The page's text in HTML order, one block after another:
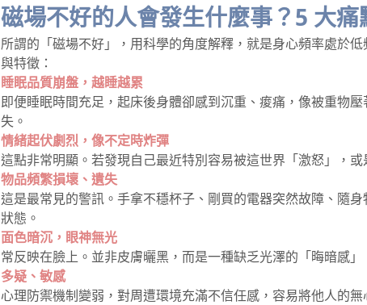
磁場不好的人會發生什麼事？5 大痛
所謂的「磁場不好」，用科學的角度解釋，就是身心頻率處於
與特徵：
睡眠品質崩盤，越睡越累
即便睡眠時間充足，起床後身體卻感到沉重、痠痛，像被重物
失。
情緒起伏劇烈，像不定時炸彈
這點非常明顯。若發現自己最近特別容易被這世界「激怒」，
物品頻繁損壞、遺失
這是最常見的警訊。手拿不穩杯子、剛買的電器突然故障、隨
狀態。
面色暗沉，眼神無光
常反映在臉上。並非皮膚曬黑，而是一種缺乏光澤的「晦暗感
多疑、敏感
心理防禦機制變弱，對周遭環境充滿不信任感，容易將他人的